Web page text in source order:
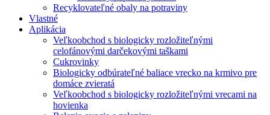
Recyklovateľné obaly na potraviny
Vlastné
Aplikácia
Veľkoobchod s biologicky rozložiteľnými
celofánovými darčekovými taškami
Cukrovinky
Biologicky odbúrateľné baliace vrecko na krmivo pre
domáce zvieratá
Veľkoobchod s biologicky rozložiteľnými vrecami na
hovienka